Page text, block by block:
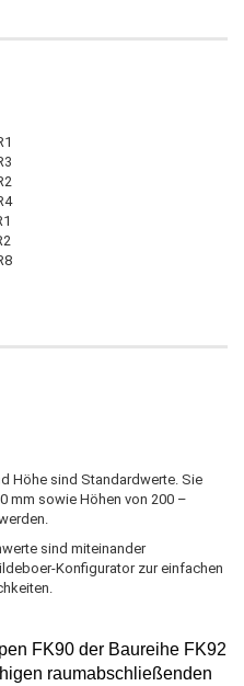
Höhe sind Standardwerte. Sie
mm sowie Höhen von 200 –
sind miteinander
Konfigurator zur einfachen
FK90 der Baureihe FK92
raumabschließenden